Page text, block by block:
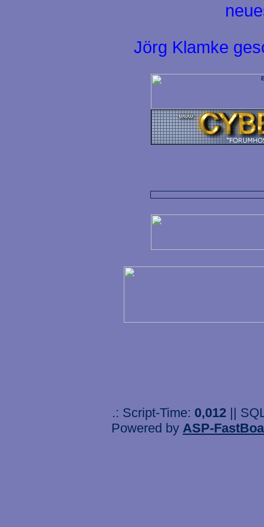
Jörg Klamke
.: Script-Time: 0,012 ||
Powered by ASP-